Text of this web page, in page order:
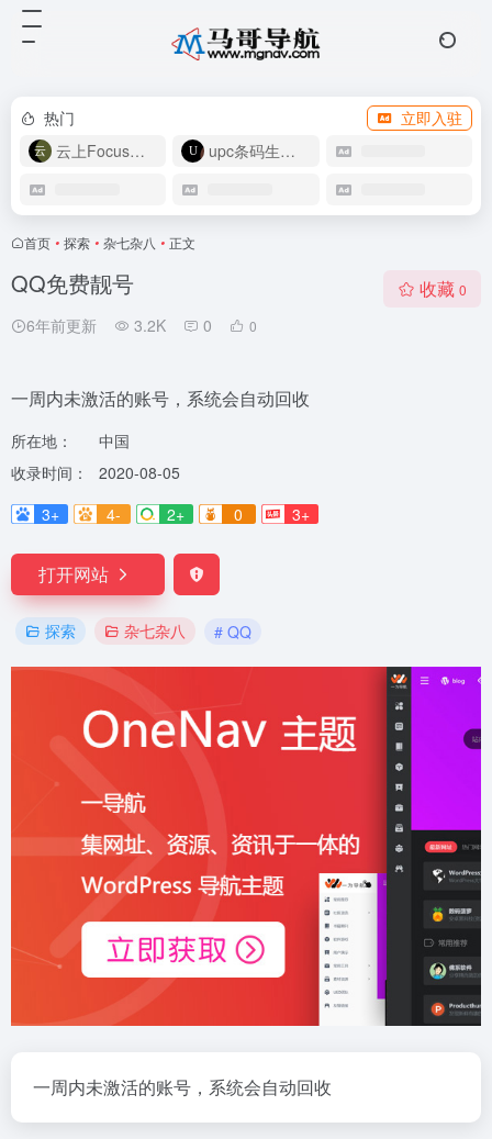
热门
立即入驻
云上Focus接码
upc条码生成器
首页 • 探索 • 杂七杂八 • 正文
QQ免费靓号
6年前更新 3.2K 0 0
收藏 0
一周内未激活的账号，系统会自动回收
所在地：
中国
收录时间：
2020-08-05
3+
4- 2+ 0 3+
打开网站
探索 杂七杂八 # QQ
一周内未激活的账号，系统会自动回收